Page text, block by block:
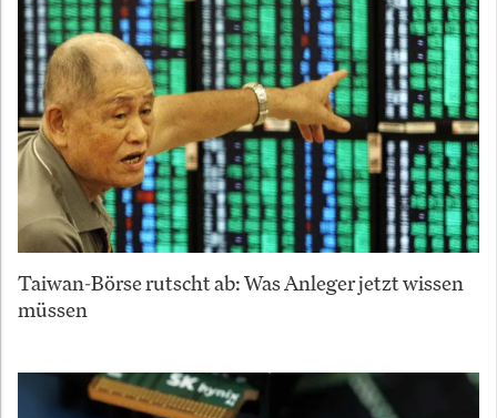
Taiwan-Börse rutscht ab: Was Anleger jetzt wissen
müssen